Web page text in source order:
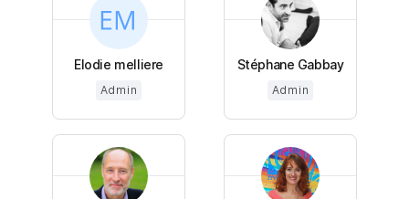
Elodie melliere
Admin
Stéphane Gabbay
Admin